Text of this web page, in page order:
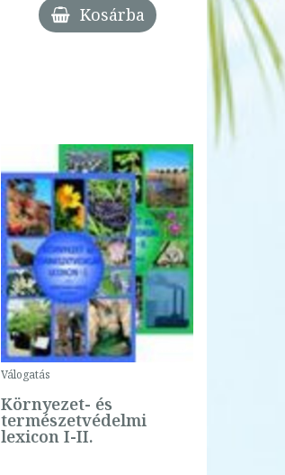
Kosárba
Válogatás
Környezet- és
természetvédelmi
lexicon I-II.